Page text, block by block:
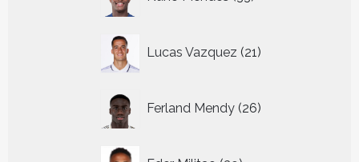
producten
Lucas Vazquez 21
producten
Ferland Mendy 26
producten